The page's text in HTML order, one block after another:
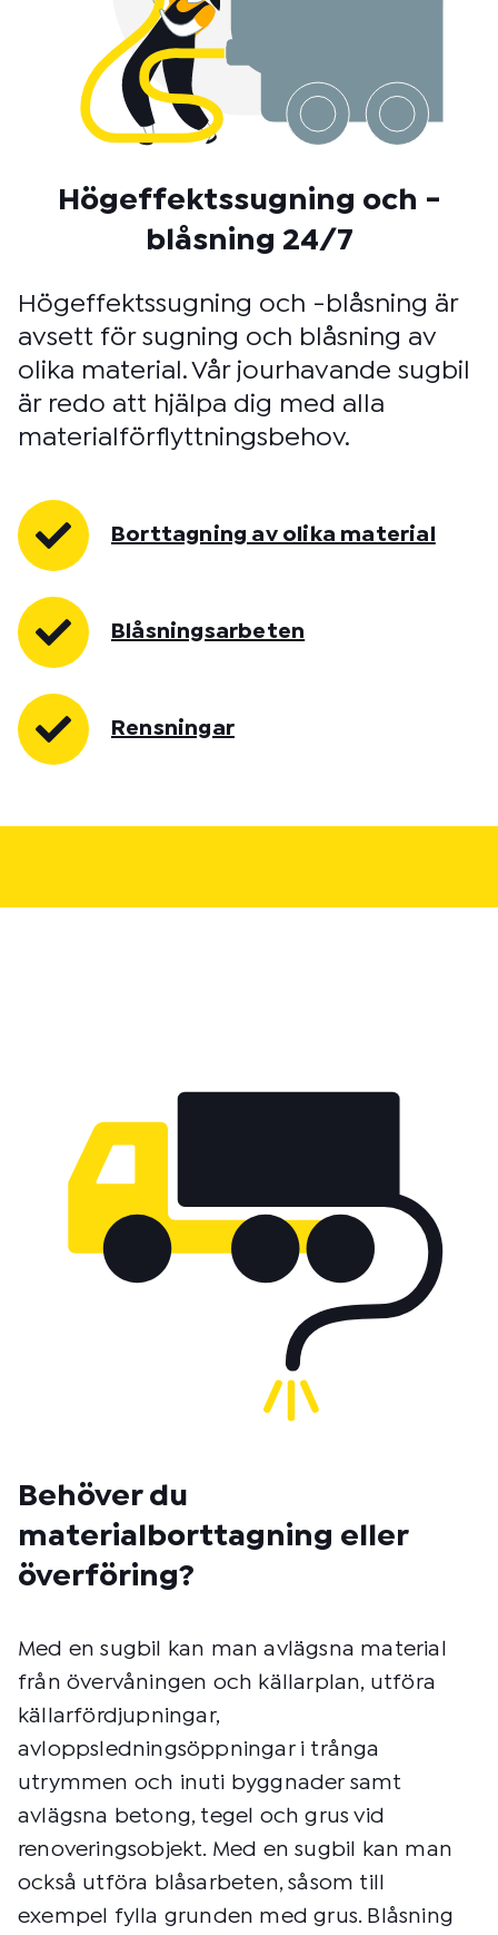
Högeffektssugning och -
blåsning 24/7
Högeffektssugning och -blåsning är
avsett för sugning och blåsning av
olika material. Vår jourhavande sugbil
är redo att hjälpa dig med alla
materialförflyttningsbehov.
Borttagning av olika material
Blåsningsarbeten
Rensningar
Behöver du
materialborttagning eller
överföring?
Med en sugbil kan man avlägsna material
från övervåningen och källarplan, utföra
källarfördjupningar,
avloppsledningsöppningar i trånga
utrymmen och inuti byggnader samt
avlägsna betong, tegel och grus vid
renoveringsobjekt. Med en sugbil kan man
också utföra blåsarbeten, såsom till
exempel fylla grunden med grus. Blåsning